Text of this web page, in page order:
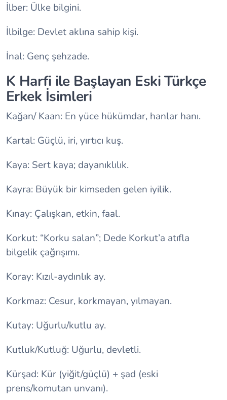
İlber: Ülke bilgini.
İlbilge: Devlet aklına sahip kişi.
İnal: Genç şehzade.
K Harfi ile Başlayan Eski Türkçe
Erkek İsimleri
Kağan/ Kaan: En yüce hükümdar, hanlar hanı.
Kartal: Güçlü, iri, yırtıcı kuş.
Kaya: Sert kaya; dayanıklılık.
Kayra: Büyük bir kimseden gelen iyilik.
Kınay: Çalışkan, etkin, faal.
Korkut: “Korku salan”; Dede Korkut’a atıfla
bilgelik çağrışımı.
Koray: Kızıl-aydınlık ay.
Korkmaz: Cesur, korkmayan, yılmayan.
Kutay: Uğurlu/kutlu ay.
Kutluk/Kutluğ: Uğurlu, devletli.
Kürşad: Kür (yiğit/güçlü) + şad (eski
prens/komutan unvanı).